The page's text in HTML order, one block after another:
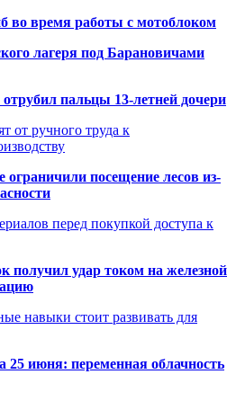
во время работы с мотоблоком
лагеря под Барановичами
пальцы 13-летней дочери
от ручного труда к
посещение лесов из-
перед покупкой доступа к
получил удар током на железной
навыки стоит развивать для
25 июня: переменная облачность